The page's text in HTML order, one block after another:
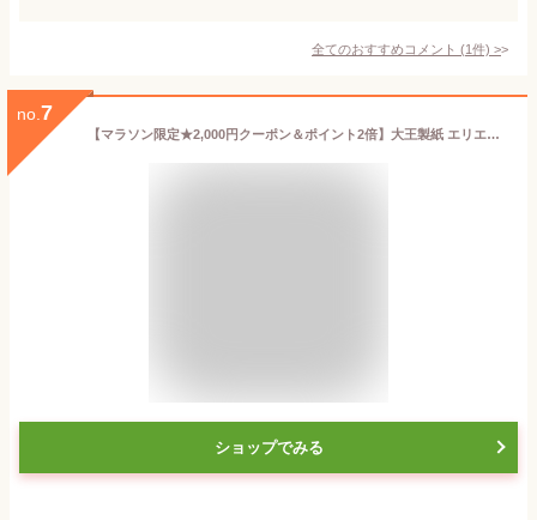
全てのおすすめコメント (1件) >
no. 7
【マラソン限定★2,000円クーポン＆ポイント2倍】大王製紙 エリエール除菌できるアルコールタオル 詰替 80枚×3個 アルコールティッシュ アルコールシート アルコール除菌シート 除菌シート 大量 詰め替えタイプ ウェットティッシュ
ショップでみる